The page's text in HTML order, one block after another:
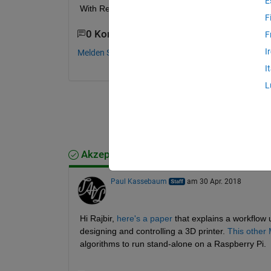
With Regards, Rajbir Singh
0 Kommentare
Melden Sie sich an, um zu kommentieren.
Akzeptierte Antwort
Paul Kassebaum am 30 Apr. 2018
Hi Rajbir, here's a paper that explains a workflow
designing and controlling a 3D printer. This other
algorithms to run stand-alone on a Raspberry Pi.